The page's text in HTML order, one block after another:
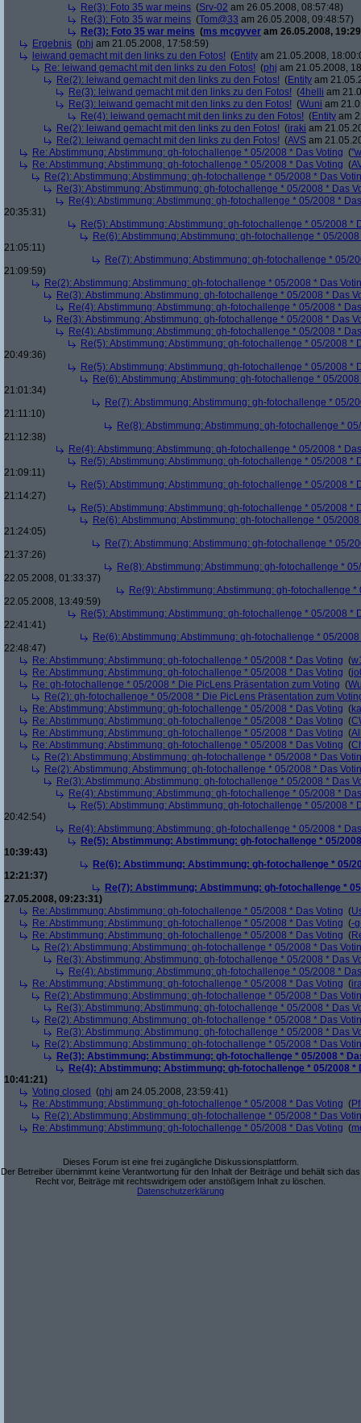
Re(3): Foto 35 war meins (Srv-02 am 26.05.2008, 08:57:48)
Re(3): Foto 35 war meins (Tom@33 am 26.05.2008, 09:48:57)
Re(3): Foto 35 war meins (ms mcgyver am 26.05.2008,
Ergebnis (phj am 21.05.2008, 17:58:59)
leiwand gemacht mit den links zu den Fotos! (Entity am 21.05.2008,
Re: leiwand gemacht mit den links zu den Fotos! (phj am 21.05.2008,
Re(2): leiwand gemacht mit den links zu den Fotos! (Entity am
Re(3): leiwand gemacht mit den links zu den Fotos! (4helli am
Re(3): leiwand gemacht mit den links zu den Fotos! (Wuni am
Re(4): leiwand gemacht mit den links zu den Fotos! (Entity am
Re(2): leiwand gemacht mit den links zu den Fotos! (iraki am
Re(2): leiwand gemacht mit den links zu den Fotos! (AVS am
Re: Abstimmung: Abstimmung: gh-fotochallenge * 05/2008 * Das Voting (
Re: Abstimmung: Abstimmung: gh-fotochallenge * 05/2008 * Das Voting (
Re(2): Abstimmung: Abstimmung: gh-fotochallenge * 05/2008 * Das
Re(3): Abstimmung: Abstimmung: gh-fotochallenge * 05/2008 * Das
Re(4): Abstimmung: Abstimmung: gh-fotochallenge * 05/2008 *
20:35:31)
Re(5): Abstimmung: Abstimmung: gh-fotochallenge * 05/2008 *
Re(6): Abstimmung: Abstimmung: gh-fotochallenge * 05/
21:05:11)
Re(7): Abstimmung: Abstimmung: gh-fotochallenge * 05/
21:09:59)
Re(2): Abstimmung: Abstimmung: gh-fotochallenge * 05/2008 * Das
Re(3): Abstimmung: Abstimmung: gh-fotochallenge * 05/2008 * Das
Re(4): Abstimmung: Abstimmung: gh-fotochallenge * 05/2008 *
Re(3): Abstimmung: Abstimmung: gh-fotochallenge * 05/2008 * Das
Re(4): Abstimmung: Abstimmung: gh-fotochallenge * 05/2008 *
Re(5): Abstimmung: Abstimmung: gh-fotochallenge * 05/2008 *
20:49:36)
Re(5): Abstimmung: Abstimmung: gh-fotochallenge * 05/2008 *
Re(6): Abstimmung: Abstimmung: gh-fotochallenge * 05/
21:01:34)
Re(7): Abstimmung: Abstimmung: gh-fotochallenge * 05/
21:11:10)
Re(8): Abstimmung: Abstimmung: gh-fotochallenge *
21:12:38)
Re(4): Abstimmung: Abstimmung: gh-fotochallenge * 05/2008 *
Re(5): Abstimmung: Abstimmung: gh-fotochallenge * 05/2008 *
21:09:11)
Re(5): Abstimmung: Abstimmung: gh-fotochallenge * 05/2008 *
21:14:27)
Re(5): Abstimmung: Abstimmung: gh-fotochallenge * 05/2008 *
Re(6): Abstimmung: Abstimmung: gh-fotochallenge * 05/
21:24:05)
Re(7): Abstimmung: Abstimmung: gh-fotochallenge * 05/
21:37:26)
Re(8): Abstimmung: Abstimmung: gh-fotochallenge *
22.05.2008, 01:33:37)
Re(9): Abstimmung: Abstimmung: gh-fotochallenge
22.05.2008, 13:49:59)
Re(5): Abstimmung: Abstimmung: gh-fotochallenge * 05/2008 *
22:41:41)
Re(6): Abstimmung: Abstimmung: gh-fotochallenge * 05/
22:48:47)
Re: Abstimmung: Abstimmung: gh-fotochallenge * 05/2008 * Das Voting (
Re: Abstimmung: Abstimmung: gh-fotochallenge * 05/2008 * Das Voting (
Re: gh-fotochallenge * 05/2008 * Die PicLens Präsentation zum Voting (
Re(2): gh-fotochallenge * 05/2008 * Die PicLens Präsentation zum
Re: Abstimmung: Abstimmung: gh-fotochallenge * 05/2008 * Das Voting (
Re: Abstimmung: Abstimmung: gh-fotochallenge * 05/2008 * Das Voting (
Re: Abstimmung: Abstimmung: gh-fotochallenge * 05/2008 * Das Voting (
Re: Abstimmung: Abstimmung: gh-fotochallenge * 05/2008 * Das Voting (
Re(2): Abstimmung: Abstimmung: gh-fotochallenge * 05/2008 * Das
Re(2): Abstimmung: Abstimmung: gh-fotochallenge * 05/2008 * Das
Re(3): Abstimmung: Abstimmung: gh-fotochallenge * 05/2008 * Das
Re(4): Abstimmung: Abstimmung: gh-fotochallenge * 05/2008 *
Re(5): Abstimmung: Abstimmung: gh-fotochallenge * 05/2008 *
20:42:54)
Re(4): Abstimmung: Abstimmung: gh-fotochallenge * 05/2008 *
Re(5): Abstimmung: Abstimmung: gh-fotochallenge * 05/
10:39:43)
Re(6): Abstimmung: Abstimmung: gh-fotochallenge * 05/
12:21:37)
Re(7): Abstimmung: Abstimmung: gh-fotochallenge *
27.05.2008, 09:23:31)
Re: Abstimmung: Abstimmung: gh-fotochallenge * 05/2008 * Das Voting (
Re: Abstimmung: Abstimmung: gh-fotochallenge * 05/2008 * Das Voting (-
Re: Abstimmung: Abstimmung: gh-fotochallenge * 05/2008 * Das Voting (
Re(2): Abstimmung: Abstimmung: gh-fotochallenge * 05/2008 * Das
Re(3): Abstimmung: Abstimmung: gh-fotochallenge * 05/2008 * Das
Re(4): Abstimmung: Abstimmung: gh-fotochallenge * 05/2008 *
Re: Abstimmung: Abstimmung: gh-fotochallenge * 05/2008 * Das Voting (
Re(2): Abstimmung: Abstimmung: gh-fotochallenge * 05/2008 * Das
Re(3): Abstimmung: Abstimmung: gh-fotochallenge * 05/2008 * Das
Re(2): Abstimmung: Abstimmung: gh-fotochallenge * 05/2008 * Das
Re(3): Abstimmung: Abstimmung: gh-fotochallenge * 05/2008 * Das
Re(2): Abstimmung: Abstimmung: gh-fotochallenge * 05/2008 * Das
Re(3): Abstimmung: Abstimmung: gh-fotochallenge * 05/2008 *
Re(4): Abstimmung: Abstimmung: gh-fotochallenge * 05/2008 *
10:41:21)
Voting closed (phj am 24.05.2008, 23:59:41)
Re: Abstimmung: Abstimmung: gh-fotochallenge * 05/2008 * Das Voting (
Re(2): Abstimmung: Abstimmung: gh-fotochallenge * 05/2008 * Das
Re: Abstimmung: Abstimmung: gh-fotochallenge * 05/2008 * Das Voting (
Dieses Forum ist eine frei zugängliche Diskussionsplattform.
Der Betreiber übernimmt keine Verantwortung für den Inhalt der Beiträge und behält sich das
Recht vor, Beiträge mit rechtswidrigem oder anstößigem Inhalt zu löschen.
Datenschutzerklärung